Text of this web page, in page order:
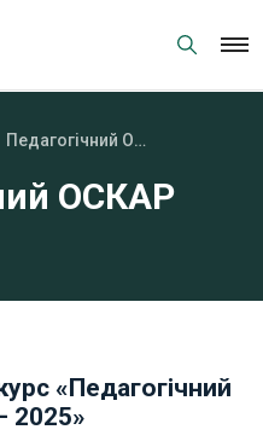
Педагогічний ОСКАР
ОСКАР
«Педагогічний
2025»